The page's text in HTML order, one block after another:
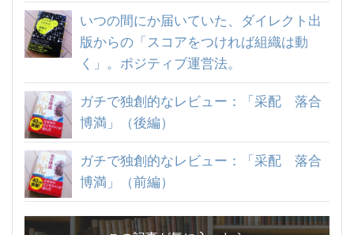
いつの間にか届いていた、ダイレクト出
版からの「スコアをつければ組織は動
く」。ポジティブ運営法。
ガチで独創的なレビュー：「采配 落合
博満」（後編）
ガチで独創的なレビュー：「采配 落合
博満」（前編）